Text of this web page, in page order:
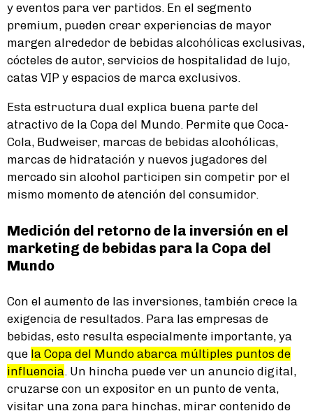
y eventos para ver partidos. En el segmento
premium, pueden crear experiencias de mayor
margen alrededor de bebidas alcohólicas exclusivas,
cócteles de autor, servicios de hospitalidad de lujo,
catas VIP y espacios de marca exclusivos.
Esta estructura dual explica buena parte del
atractivo de la Copa del Mundo. Permite que Coca-
Cola, Budweiser, marcas de bebidas alcohólicas,
marcas de hidratación y nuevos jugadores del
mercado sin alcohol participen sin competir por el
mismo momento de atención del consumidor.
Medición del retorno de la inversión en el
marketing de bebidas para la Copa del
Mundo
Con el aumento de las inversiones, también crece la
exigencia de resultados. Para las empresas de
bebidas, esto resulta especialmente importante, ya
que la Copa del Mundo abarca múltiples puntos de
influencia. Un hincha puede ver un anuncio digital,
cruzarse con un expositor en un punto de venta,
visitar una zona para hinchas, mirar contenido de